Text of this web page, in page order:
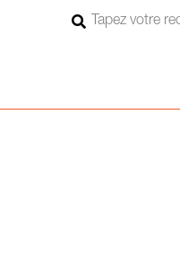
Rechercher